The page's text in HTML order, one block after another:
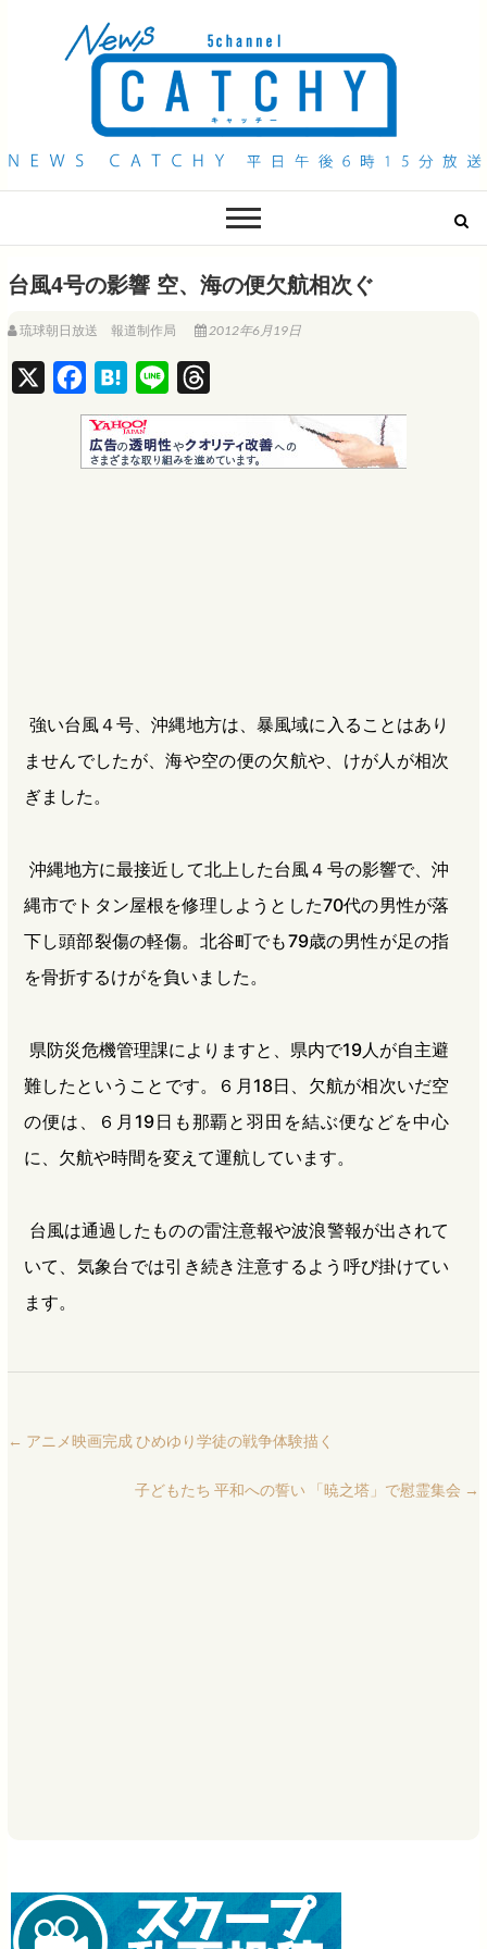
QAB NEWS Headline
台風4号の影響 空、海の便欠航相次ぐ
琉球朝日放送 報道制作局 2012年6月19日
a
c
e
H
a
t
e
i
n
e
h
r
e
強い台風４号、沖縄地方は、暴風域に入ることはあり
ませんでしたが、海や空の便の欠航や、けが人が相次
ぎました。
沖縄地方に最接近して北上した台風４号の影響で、沖
縄市でトタン屋根を修理しようとした70代の男性が落
下し頭部裂傷の軽傷。北谷町でも79歳の男性が足の指
を骨折するけがを負いました。
県防災危機管理課によりますと、県内で19人が自主避
難したということです。６月18日、欠航が相次いだ空
の便は、６月19日も那覇と羽田を結ぶ便などを中心
に、欠航や時間を変えて運航しています。
台風は通過したものの雷注意報や波浪警報が出されて
いて、気象台では引き続き注意するよう呼び掛けてい
ます。
← アニメ映画完成 ひめゆり学徒の戦争体験描く
子どもたち 平和への誓い 「暁之塔」で慰霊集会 →